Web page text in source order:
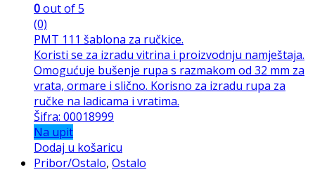
0out of 5
(0)
PMT 111 šablona za ručkice.
Koristi se za izradu vitrina i proizvodnju namještaja.
Omogućuje bušenje rupa s razmakom od 32 mm za
vrata, ormare i slično. Korisno za izradu rupa za
ručke na ladicama i vratima.
Šifra: 00018999
Na upit
Dodaj u košaricu
Pribor/Ostalo, Ostalo